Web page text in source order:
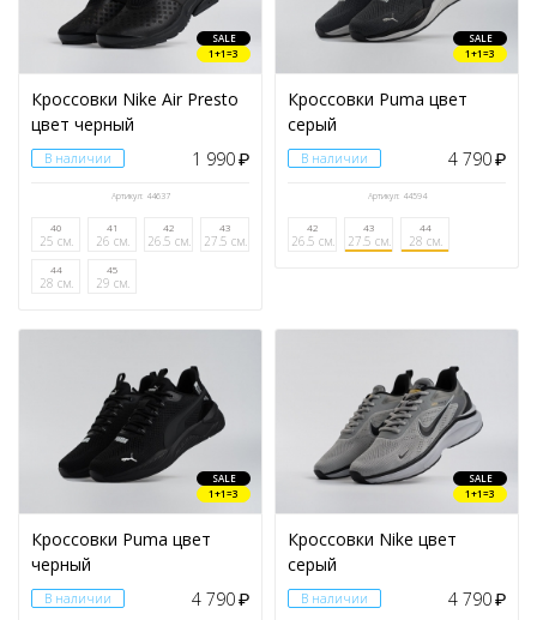
SALE
1+1=3
Кроссовки Nike Air Presto
цвет черный
В наличии 1 990₽
Артикул: 44637
40
25 см.
41
26 см.
42
26.5 см.
43
27.5 см.
44
28 см.
45
29 см.
SALE
1+1=3
Кроссовки Puma цвет
серый
В наличии 4 790₽
Артикул: 44594
42
26.5 см.
43
27.5 см.
44
28 см.
SALE
1+1=3
Кроссовки Puma цвет
черный
В наличии 4 790₽
SALE
1+1=3
Кроссовки Nike цвет
серый
В наличии 4 790₽